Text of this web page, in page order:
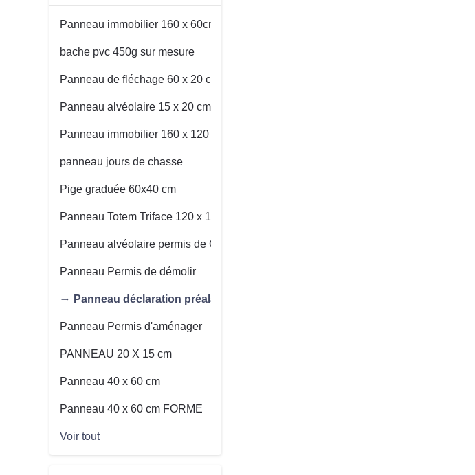
Panneau immobilier 160 x 60cm
bache pvc 450g sur mesure
Panneau de fléchage 60 x 20 cm
Panneau alvéolaire 15 x 20 cm
Panneau immobilier 160 x 120 cm
panneau jours de chasse
Pige graduée 60x40 cm
Panneau Totem Triface 120 x 160 cm
Panneau alvéolaire permis de Construire
Panneau Permis de démolir
Panneau déclaration préalable
Panneau Permis d'aménager
PANNEAU 20 X 15 cm
Panneau 40 x 60 cm
Panneau 40 x 60 cm FORME
Voir tout